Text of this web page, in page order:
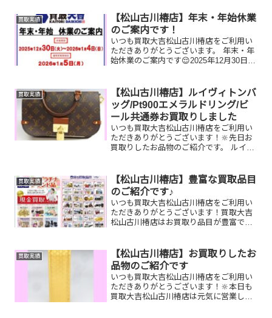
たものや、片手でお持ちいただけるもの
ならお買取りできるお品が...
買取実績
【松山古川椿店】年末・年始休業
のご案内です！
いつも買取大吉松山古川椿店をご利用い
ただきありがとうございます。 年末・年
始休業のご案内です😌2025年12月30日
常営業させていただきます。 来...
買取実績
【松山古川椿店】ルイヴィトンバ
ッグ/Pt900エメラルドリング/ビ
ール共通券お買取りしました
いつも買取大吉松山古川椿店をご利用い
ただきありがとうございます！🔆先日お
買取りしたお品物のご紹介です。 ルイヴ
物はございませんか？ぜひ買取大吉松山
古川椿店にお査...
買取実績
【松山古川椿店】豊富な買取品目
のご紹介です♪
いつも買取大吉松山古川椿店をご利用い
ただきありがとうございます！買取大吉
松山古川椿店はお買取り品目が豊富で
たものや、片手でお持ちいただけるもの
ならお買取りできるお品が...
買取実績
【松山古川椿店】お買取りしたお
品物のご紹介です
いつも買取大吉松山古川椿店をご利用い
ただきありがとうございます！🔆本日も
買取大吉松山古川椿店は元気に営業して